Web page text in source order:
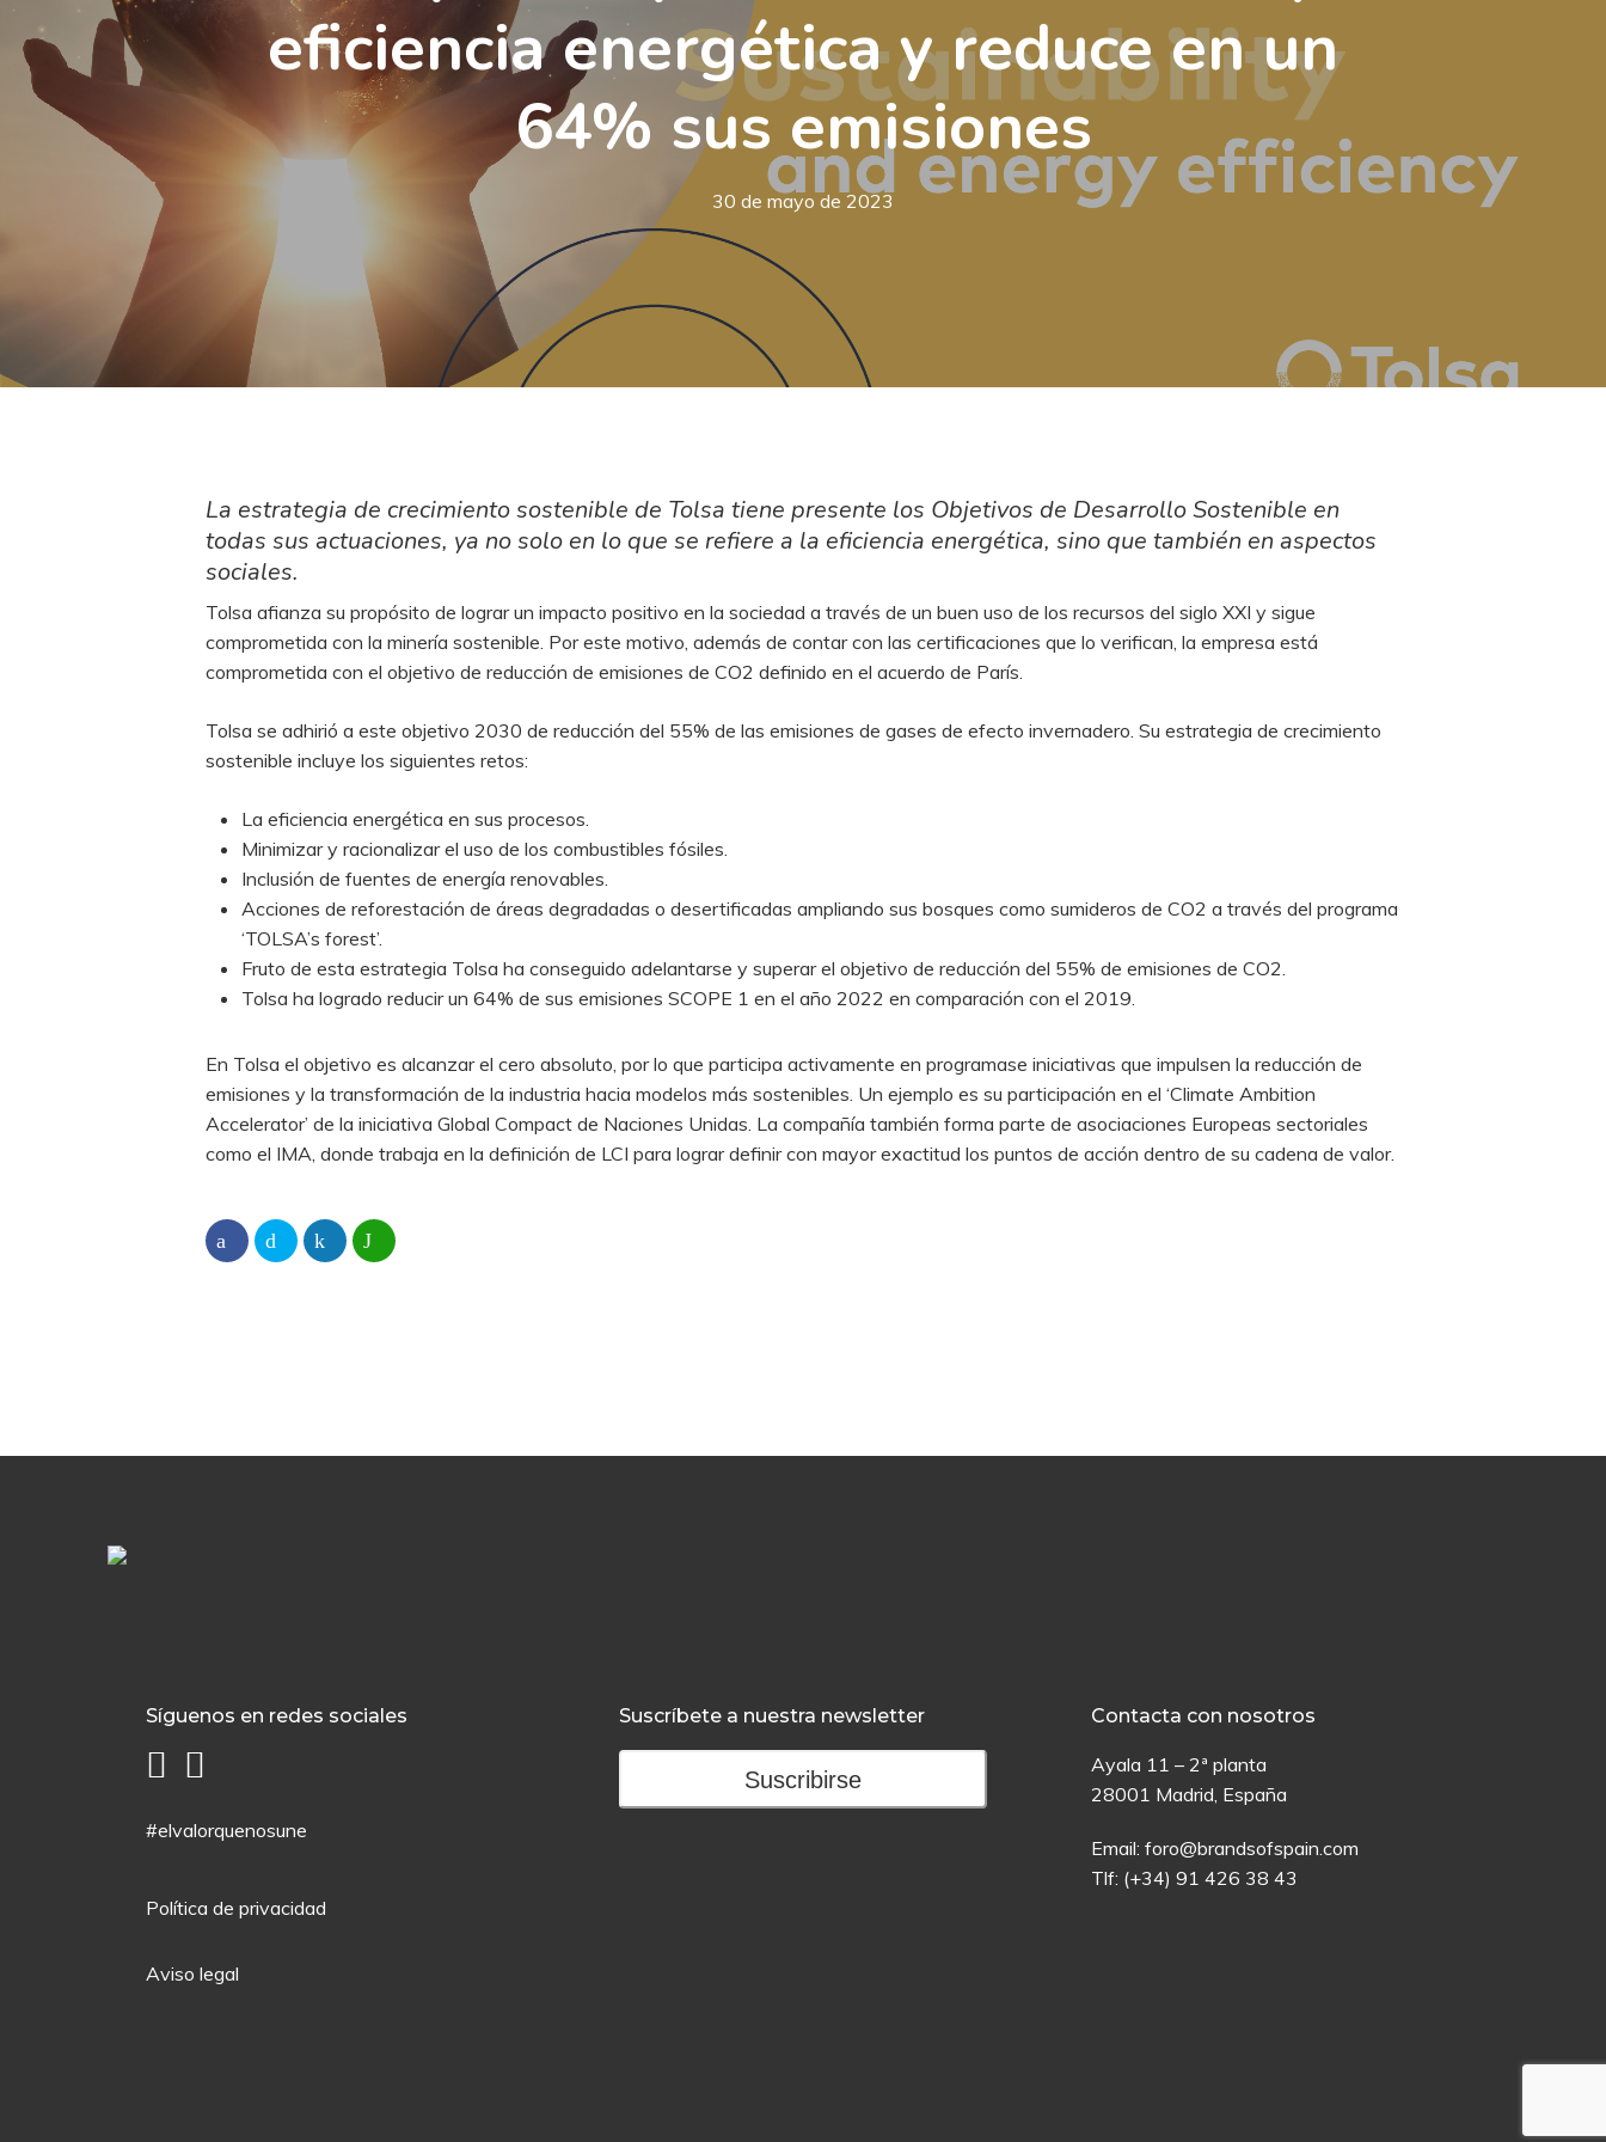
eficiencia energética y reduce en un
64% sus emisiones
30 de mayo de 2023
La estrategia de crecimiento sostenible de Tolsa tiene presente los Objetivos de Desarrollo Sostenible en
todas sus actuaciones, ya no solo en lo que se refiere a la eficiencia energética, sino que también en aspectos
sociales.
Tolsa afianza su propósito de lograr un impacto positivo en la sociedad a través de un buen uso de los recursos del siglo XXI y sigue
comprometida con la minería sostenible. Por este motivo, además de contar con las certificaciones que lo verifican, la empresa está
comprometida con el objetivo de reducción de emisiones de CO2 definido en el acuerdo de París.
Tolsa se adhirió a este objetivo 2030 de reducción del 55% de las emisiones de gases de efecto invernadero. Su estrategia de crecimiento
sostenible incluye los siguientes retos:
La eficiencia energética en sus procesos.
Minimizar y racionalizar el uso de los combustibles fósiles.
Inclusión de fuentes de energía renovables.
Acciones de reforestación de áreas degradadas o desertificadas ampliando sus bosques como sumideros de CO2 a través del programa
‘TOLSA’s forest’.
Fruto de esta estrategia Tolsa ha conseguido adelantarse y superar el objetivo de reducción del 55% de emisiones de CO2.
Tolsa ha logrado reducir un 64% de sus emisiones SCOPE 1 en el año 2022 en comparación con el 2019.
En Tolsa el objetivo es alcanzar el cero absoluto, por lo que participa activamente en programase iniciativas que impulsen la reducción de
emisiones y la transformación de la industria hacia modelos más sostenibles. Un ejemplo es su participación en el ‘Climate Ambition
Accelerator’ de la iniciativa Global Compact de Naciones Unidas. La compañía también forma parte de asociaciones Europeas sectoriales
como el IMA, donde trabaja en la definición de LCI para lograr definir con mayor exactitud los puntos de acción dentro de su cadena de valor.
Síguenos en redes sociales
#elvalorquenosune
Política de privacidad
Aviso legal
Suscríbete a nuestra newsletter
Suscribirse
Contacta con nosotros
Ayala 11 – 2ª planta
28001 Madrid, España
Email:foro@brandsofspain.com
Tlf: (+34) 91 426 38 43